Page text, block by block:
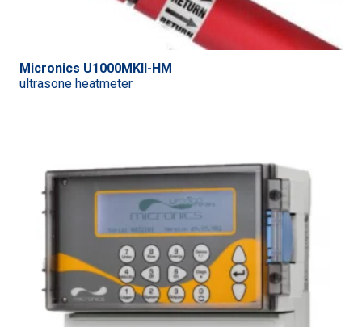
Micronics U1000MKII-HM
ultrasone heatmeter